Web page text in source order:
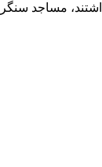
مساجد